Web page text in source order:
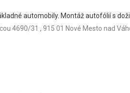
automobily. Montáž autofólií s
4690/31 , 915 01 Nové Mesto nad